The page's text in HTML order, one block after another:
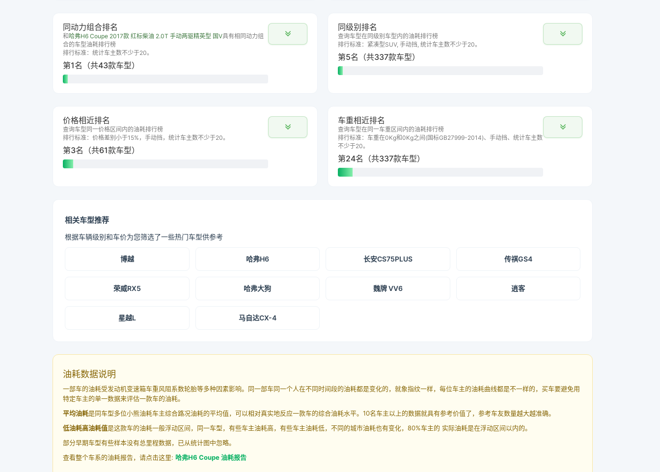
同动力组合排名
和哈弗H6 Coupe 2017款 红标柴油 2.0T 手动两驱精英型 国V具有相同动力组
合的车型油耗排行榜
排行标准：统计车主数不少于20。
第1名（共43款车型）
同级别排名
查询车型在同级别车型内的油耗排行榜
排行标准：紧凑型SUV, 手动挡, 统计车主数不少于20。
第5名（共337款车型）
价格相近排名
查询车型同一价格区间内的油耗排行榜
排行标准：价格差别小于15%，手动挡，统计车主数不少于20。
第3名（共61款车型）
车重相近排名
查询车型在同一车重区间内的油耗排行榜
排行标准：车重在0Kg和0Kg之间(国标GB27999-2014)、手动挡、统计车主数
不少于20。
第24名（共337款车型）
相关车型推荐
根据车辆级别和车价为您筛选了一些热门车型供参考
博越 哈弗H6 长安CS75PLUS 传祺GS4
荣威RX5 哈弗大狗 魏牌 VV6 逍客
星越L 马自达CX-4
油耗数据说明
一部车的油耗受发动机变速箱车重风阻系数轮胎等多种因素影响。同一部车同一个人在不同时间段的油耗都是变化的，就象指纹一样，每位车主的油耗曲线都是不一样的，买车要避免用
特定车主的单一数据来评估一款车的油耗。
平均油耗是同车型多位小熊油耗车主综合路况油耗的平均值，可以相对真实地反应一款车的综合油耗水平。10名车主以上的数据就具有参考价值了，参考车友数量越大越准确。
低油耗高油耗值是这款车的油耗一般浮动区间，同一车型，有些车主油耗高，有些车主油耗低，不同的城市油耗也有变化，80%车主的 实际油耗是在浮动区间以内的。
部分早期车型有些样本没有总里程数据，已从统计图中忽略。
查看整个车系的油耗报告，请点击这里: 哈弗H6 Coupe 油耗报告